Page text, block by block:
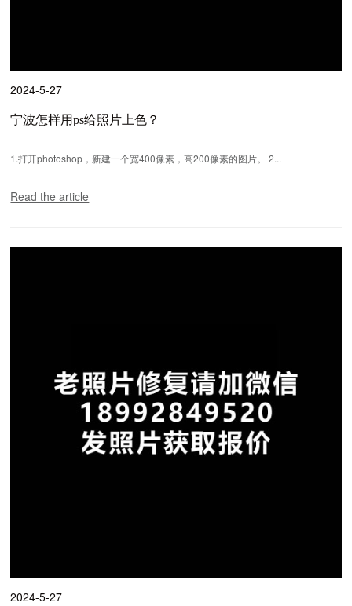
2024-5-27
宁波怎样用ps给照片上色？
1.打开photoshop，新建一个宽400像素，高200像素的图片。 2...
Read the article
2024-5-27